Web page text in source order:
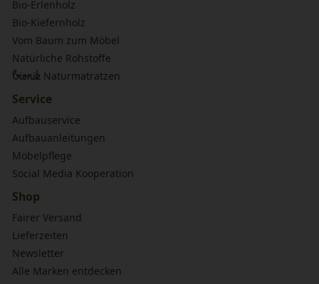
Bio-Erlenholz
Bio-Kiefernholz
Vom Baum zum Möbel
Natürliche Rohstoffe
bionik Naturmatratzen
Service
Aufbauservice
Aufbauanleitungen
Möbelpflege
Social Media Kooperation
Shop
Fairer Versand
Lieferzeiten
Newsletter
Alle Marken entdecken